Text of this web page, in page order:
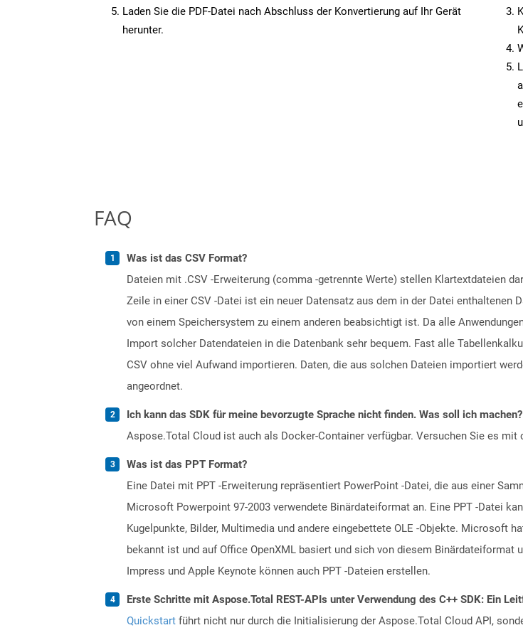
Laden Sie die PDF-Datei nach Abschluss der Konvertierung auf Ihr Gerät
herunter.
FAQ
Was ist das CSV Format?
Dateien mit .CSV -Erweiterung (comma -getrennte Werte) stellen Klartextdateien
Zeile in einer CSV -Datei ist ein neuer Datensatz aus dem in der Datei enthaltenen
von einem Speichersystem zu einem anderen beabsichtigt ist. Da alle
Import solcher Datendateien in die Datenbank sehr bequem. Fast alle
CSV ohne viel Aufwand importieren. Daten, die aus solchen Dateien importiert
angeordnet.
Ich kann das SDK für meine bevorzugte Sprache nicht finden. Was soll ich machen?
Aspose.Total Cloud ist auch als Docker-Container verfügbar. Versuchen Sie es
Was ist das PPT Format?
Eine Datei mit PPT -Erweiterung repräsentiert PowerPoint -Datei, die aus einer
Microsoft Powerpoint 97-2003 verwendete Binärdateiformat an. Eine PPT -Datei
Kugelpunkte, Bilder, Multimedia und andere eingebettete OLE -Objekte. Microsoft
bekannt ist und auf Office OpenXML basiert und sich von diesem
Impress und Apple Keynote können auch PPT -Dateien erstellen.
Erste Schritte mit Aspose.Total REST-APIs unter Verwendung des C++ SDK: Ein
Quickstart führt nicht nur durch die Initialisierung der Aspose.Total Cloud API,